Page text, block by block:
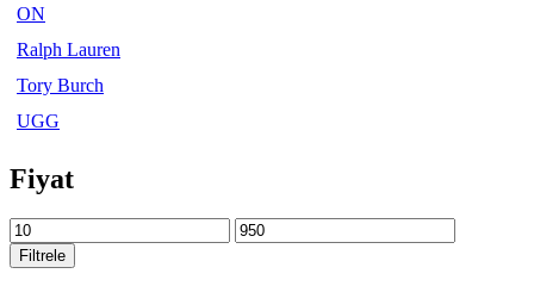
ON
Ralph Lauren
Tory Burch
UGG
Fiyat
Filtrele